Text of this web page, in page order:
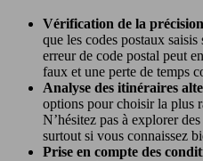
Vérification de la
que les codes postaux
erreur de code postal peut
faux et une perte de temps
Analyse des itinéraires
options pour choisir la plus
N’hésitez pas à explorer
surtout si vous connaissez
Prise en compte des